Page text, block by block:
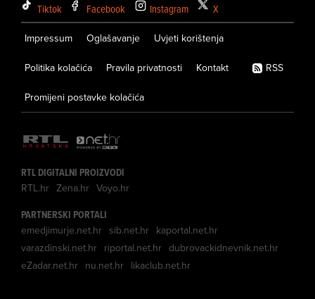
Tiktok Facebook Instagram X
Impressum Oglašavanje Uvjeti korištenja
Politika kolačića Pravila privatnosti Kontakt
Promijeni postavke kolačića
RSS
RTL DIGITALNI PROIZVODI
RTL.hr Zena.hr Voyo.hr
PARTNERSKI PORTALI
emedjimurje.net.hr sib.net.hr kaportal.net.hr
varazdinski.net.hr riportal.net.hr dubrovackidnevnik.net.hr
eZadar.net.hr nu.net.hr likaclub.net.hr